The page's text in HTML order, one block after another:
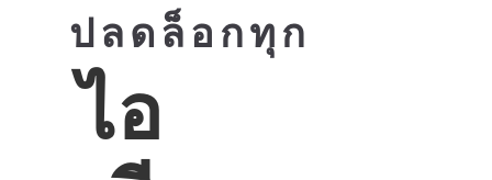
ปลดล็อกทุก
ไอ